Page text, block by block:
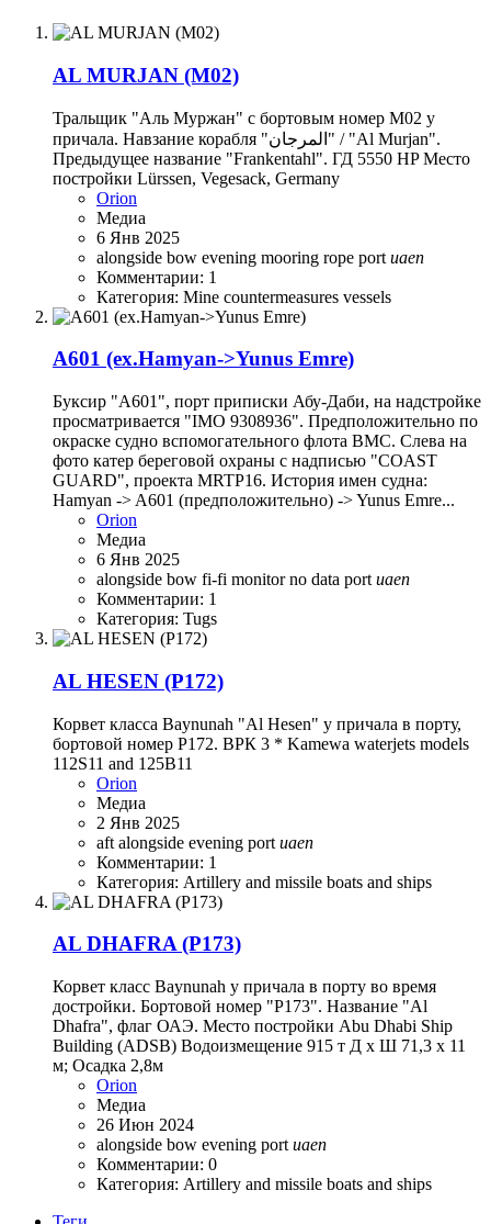
AL MURJAN (M02)
Тральщик "Аль Муржан" с бортовым номер М02 у
причала. Навзание корабля "المرجان" / "Al Murjan".
Предыдущее название "Frankentahl". ГД 5550 HP Место
постройки Lürssen, Vegesack, Germany
Orion
Медиа
6 Янв 2025
alongside bow evening mooring rope port uaen
Комментарии: 1
Категория: Mine countermeasures vessels
A601 (ex.Hamyan->Yunus Emre)
Буксир "А601", порт приписки Абу-Даби, на надстройке
просматривается "IMO 9308936". Предположительно по
окраске судно вспомогательного флота ВМС. Слева на
фото катер береговой охраны с надписью "COAST
GUARD", проекта MRTP16. История имен судна:
Hamyan -> A601 (предположительно) -> Yunus Emre...
Orion
Медиа
6 Янв 2025
alongside bow fi-fi monitorno data port uaen
Комментарии: 1
Категория: Tugs
AL HESEN (P172)
Корвет класса Baynunah "Al Hesen" у причала в порту,
бортовой номер P172. ВРК 3 * Kamewa waterjets models
112S11 and 125B11
Orion
Медиа
2 Янв 2025
aft alongside evening port uaen
Комментарии: 1
Категория: Artillery and missile boats and ships
AL DHAFRA (P173)
Корвет класс Baynunah у причала в порту во время
достройки. Бортовой номер "P173". Название "Al
Dhafra", флаг ОАЭ. Место постройки Abu Dhabi Ship
Building (ADSB) Водоизмещение 915 т Д х Ш 71,3 х 11
м; Осадка 2,8м
Orion
Медиа
26 Июн 2024
alongside bow evening port uaen
Комментарии: 0
Категория: Artillery and missile boats and ships